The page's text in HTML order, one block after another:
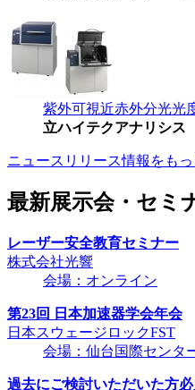
紫外可視近赤外分光光
立ハイテクアナリシス
ニュースリリース情報をも
最新展示会・セミ
レーザー安全教育セミナー
株式会社光響
会場：オンライン
第23回 日本加速器学会年会
日本スウェージロックFST
会場：仙台国際センタ
過去にご検討いただいた方